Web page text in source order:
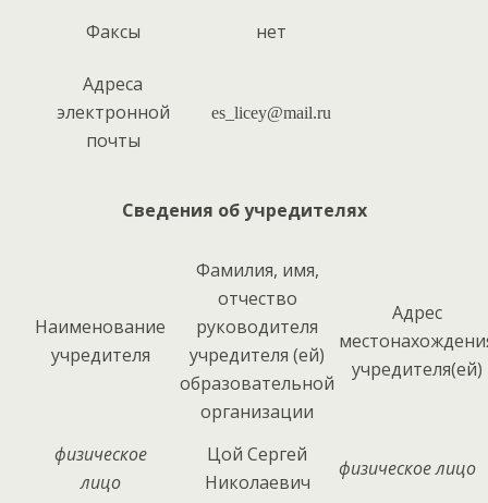
Факсы нет
Адреса
электронной
почты
es_licey@mail.ru
Сведения об учредителях
Наименование
учредителя
Фамилия, имя,
отчество
руководителя
учредителя (ей)
образовательной
организации
Адрес
учредителя(ей)
физическое
лицо
Цой Сергей
Николаевич
физическое лицо